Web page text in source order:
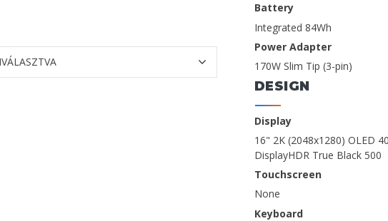
Battery
Integrated 84Wh
Power Adapter
170W Slim Tip (3-pin)
DESIGN
Display
16" 2K (2048x1280) OLED
DisplayHDR True Black 500
Touchscreen
None
Keyboard